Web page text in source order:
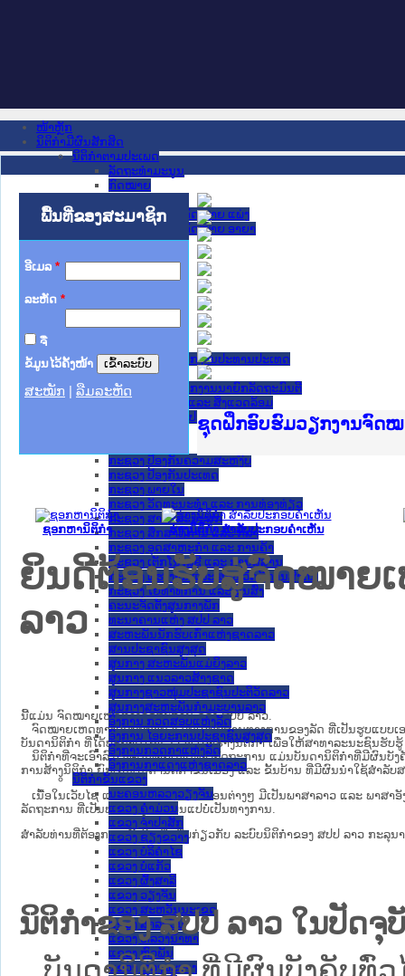
ໜ້າຫຼັກ
ນິຕິກໍາມີຜົນສັກສິດ
ນິຕິກໍາຕາມປະເພດ
ລັດຖະທໍາມະນູນ
ກົດໝາຍ
ປະມວນກົດໝາຍ ແພ່ງ
ປະມວນກົດໝາຍ ອາຍາ
ມະຕິຕົກລົງ
ຄໍາແນະນໍາ
ຫ້ອງວ່າການສໍານັກງານປະທານປະເທດ
ສະພາແຫ່ງຊາດ
ຫ້ອງວ່າການສຳນັກງານນາຍົກລັດຖະມົນຕີ
ກະຊວງ ກະສິກຳ ແລະ ສິ່ງແວດລ້ອມ
ກະຊວງ ການຕ່າງປະເທດ
ກະຊວງ ປ້ອງກັນຄວາມສະຫງົບ
ກະຊວງ ປ້ອງກັນປະເທດ
ກະຊວງ ພາຍໃນ
ກະຊວງ ວັດທະນະທຳ ແລະ ການທ່ອງທ່ຽວ
ກະຊວງ ສາທາລະນະສຸກ
ກະຊວງ ສຶກສາທິການ ແລະ ກິລາ
ກະຊວງ ອຸດສາຫະກຳ ແລະ ການຄ້າ
ກະຊວງ ເຕັກໂນໂລຊີ ແລະ ການສື່ສານ
ກະຊວງ ແຮງງານ ແລະ ສະຫວັດດີການສັງຄົມ
ກະຊວງ ໂຍທາທິການ ແລະ ຂົນສົ່ງ
ຄະນະຈັດຕັ້ງສູນກາງພັກ
ທະນາຄານແຫ່ງ ສປປ ລາວ
ສະຫະພັນນັກຮົບເກົ່າແຫ່ງຊາດລາວ
ສານປະຊາຊົນສູງສຸດ
ສູນກາງ ສະຫະພັນແມ່ຍິງລາວ
ສູນກາງ ແນວລາວສ້າງຊາດ
ສູນກາງຊາວໜຸ່ມປະຊາຊົນປະຕິວັດລາວ
ສູນກາງສະຫະພັນກຳມະບານລາວ
ອົງການ ກວດສອບແຫ່ງລັດ
ອົງການ ໄອຍະການປະຊາຊົນສູງສຸດ
ອົງການກວດກາແຫ່ງລັດ
ອົງການກາແດງແຫ່ງຊາດລາວ
ນິຕິກໍາຂັ້ນແຂວງ
ນະ​ຄອນ​ຫລວງວຽງຈັນ
ແຂວງ ຄໍາມ່ວນ
ແຂວງ ຈໍາປາສັກ
ແຂວງ ຊຽງຂວາງ
ແຂວງ ບໍລິຄໍາໄຊ
ແຂວງ ບໍ່ແກ້ວ
ແຂວງ ຜົ້ງສາລີ
ແຂວງ ວຽງຈັນ
ແຂວງ ສະຫວັນນະເຂດ
ແຂວງ ສາລະວັນ
ແຂວງ ຫລວງນໍ້າທາ
ແຂວງ ຫົວພັນ
ແຂວງ ຫຼວງພະບາງ
ພື້ນທີ່ຂອງສະມາຊິກ
ອີເມລ *
ລະຫັດ *
ຈື່
ຂໍ້ມູນໄວ້ຄັ້ງໜ້າ
ສະໝັກ ລືມລະຫັດ
Ministry of Justice Lao
ເຜີຍແຜ່ວັບໄຊຈົດໝາຍເຫດ
ກະຊວງຍຸຕິທຳ
ຊຸດຝຶກອົບຮົມວຽກງານຈົດໝ
ກອງປະຊຸມທົບທວນຄືນການ
ຝຶກອົບຮົມ ຜູ່ປະສານງານວ
ຝຶກອົບຮົມ ຜູ່ປະສານງານວ
ເຜີຍແຜ່ແອັບກົດໝາຍລາວ
ເຜີຍແຜ່ແອັບກົດໝາຍລາວ
ຍົກລະດັບວຽກງານຈົດໝາຍ
ຊຸດຝຶກອົບຮົມວຽກງານຈົດໝ
ຊອກຫານິຕິກໍາ ຮ່າງນິຕິກໍາ ສໍາລັບປະກອບຄໍາເຫັນ
ຍິນດີຕ້ອນຮັບສູ່ຈົດໝາຍເ
ລາວ
ນີ້ແມ່ນ ຈົດໝາຍເຫດທາງລັດຖະການ ຂອງ ສປປ ລາວ.
ຈົດໝາຍເຫດທາງລັດຖະການ ແມ່ນ​ເອ​ກະ​ສານ​ທາງ​ການ​ຂອງ​ລັດ ທີ່​ເປັນ​ຮູບ​ແບບ​ເ
ບັນ​ດາ​ນິ​ຕິ​ກຳ ທີ່ໄດ້ປະກາດໃຊ້ແລ້ວ ຫຼື ເອົາຮ່າງນິຕິກໍາ ເພື່ອໃຫ້​ສາ​ທາ​ລະ​ນະ​ຊົນ​ຮັບ​
ນິ​ຕິ​ກຳ​ທີ່​ຈະ​ເອົາ​ລົງ​ໃນ​ຈົດ​ໝາຍ​ເຫດ​ທາງ​ລັດ​ຖະ​ການ ​ແມ່ນ​ບັນ​ດາ​ນິ​ຕິ​ກຳ​ທີ່​ມີ​ຜົນ​ບັ
ການ​ສ້າງ​ນິ​ຕິ​ກຳ ຍົກ​ເວັ້ນ​ບັນ​ດານິ​ຕິ​ກຳ​ຂັ້ນ​ເມືອງ ແລະ ຂັ້ນ​ບ້ານ ​ທີ່​ມີ​ຜົນ​ນຳ​ໃຊ້​ສຳ​ລັບ​
ເນື້ອໃນ​ເວັບ​ໄຊ​ ແລະ ການແນະນໍາຂັ້ນຕອນຕ່າງໆ ມີເປັນພາສາລາວ ແລະ ພາສາ
ລັດຖະການ ທີ່ເປັນພາສາອັງກິດແມ່ນແປບໍ່ເປັນທາງການ.
ສໍາລັບທ່ານທີ່ຕ້ອງການເຂົ້າໃຈເພີ່ມຕື່ມກ່ຽວກັບ ລະບົບນິຕິກຳຂອງ ສປປ ລາວ ກະລຸນ
ນິຕິກຳຂອງ ສປປ ລາວ ໃນປັດ